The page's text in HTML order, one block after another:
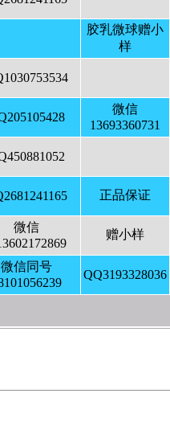
胶乳微球赠小
样
微信
13693360731
正品保证
微信
赠小样
微信同号
QQ3193328036